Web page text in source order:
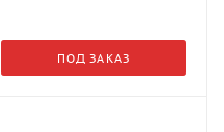
ПОД ЗАКАЗ